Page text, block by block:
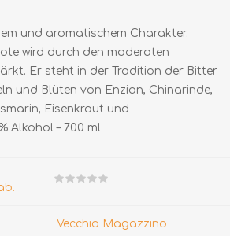
und aromatischem Charakter.
wird durch den moderaten
Er steht in der Tradition der Bitter
und Blüten von Enzian, Chinarinde,
Eisenkraut und
Alkohol – 700 ml
Vecchio Magazzino